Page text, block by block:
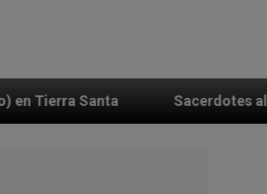
Sacerdotes alemanes fieles al